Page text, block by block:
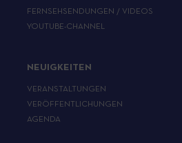
FERNSEHSENDUNGEN / VIDEOS
YOUTUBE-CHANNEL
NEUIGKEITEN
VERANSTALTUNGEN
VERÖFFENTLICHUNGEN
AGENDA